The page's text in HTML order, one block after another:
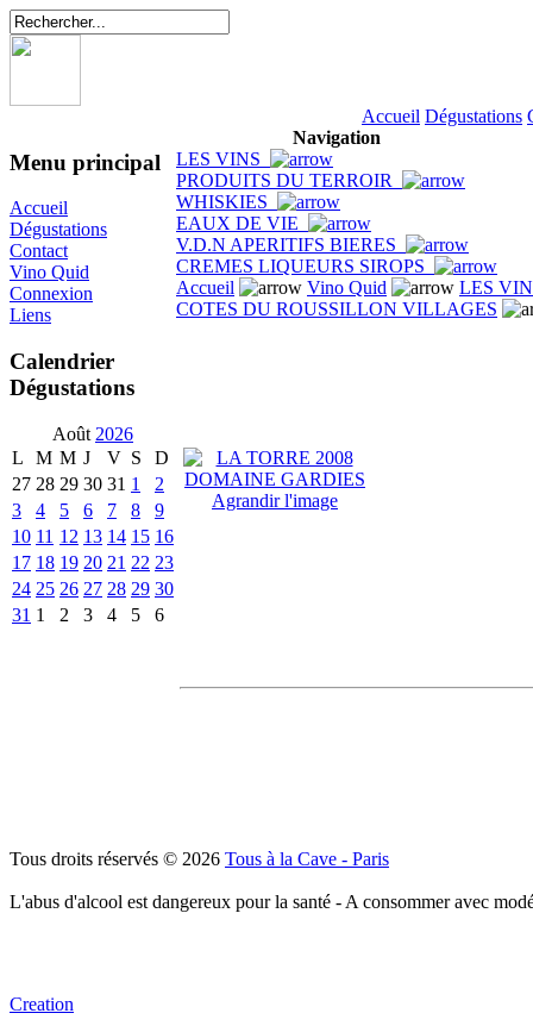
Accueil Dégustations
Menu principal
Accueil
Dégustations
Contact
Vino Quid
Connexion
Liens
Calendrier
Dégustations
Août 2026
L
M M J V S
D
27 28 29 30 31 1
2
3
4 5 6 7 8
9
10 11 12 13 14 15 16
17 18 19 20 21 22 23
24 25 26 27 28 29 30
31 1 2 3 4 5 6
Navigation
LES VINS
PRODUITS DU TERROIR
WHISKIES
EAUX DE VIE
V.D.N APERITIFS BIERES
CREMES LIQUEURS SIROPS
Accueil
Vino Quid
LES
COTES DU ROUSSILLON VILLAGES
Agrandir l'image
Tous droits réservés © 2026 Tous à la Cave - Paris
L'abus d'alcool est dangereux pour la santé - A consommer avec
Creation